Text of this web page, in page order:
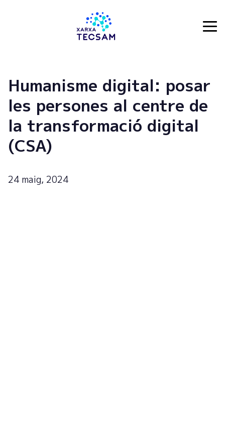
Humanisme digital: posar
les persones al centre de
la transformació digital
(CSA)
24 maig, 2024